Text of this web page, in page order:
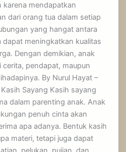
karena mendapatkan
dari orang tua dalam setiap
yang hangat antara
dapat meningkatkan kualitas
Dengan demikian, anak
pendapat, maupun
By Nurul Hayat –
Sayang Kasih sayang
dalam parenting anak. Anak
penuh cinta akan
apa adanya. Bentuk kasih
materi, tetapi juga dapat